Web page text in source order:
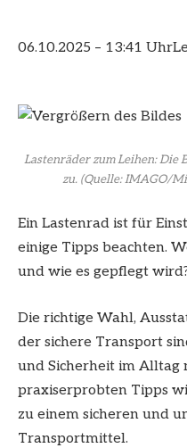
06.10.2025 – 13:41 Uhr
Lastenräder zum Leihen: Die
zu.(Quelle: IMAGO/
Ein Lastenrad ist für
einige Tipps beachten.
und wie es gepflegt
Die richtige Wahl,
der sichere Transport
und Sicherheit im Alltag
praxiserprobten Tipps
zu einem sicheren und
Transportmittel.